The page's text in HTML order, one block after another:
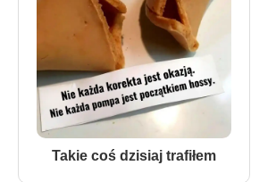
Takie coś dzisiaj trafiłem